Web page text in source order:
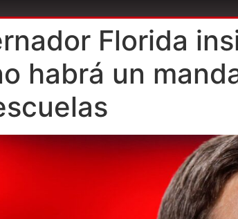
Florida
habrá un